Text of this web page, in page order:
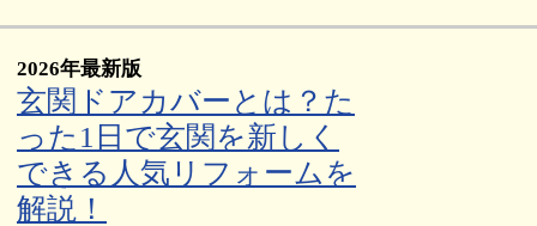
2026年最新版
玄関ドアカバーとは？た
った1日で玄関を新しく
できる人気リフォームを
解説！